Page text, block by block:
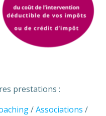
prestations :
/Associations /